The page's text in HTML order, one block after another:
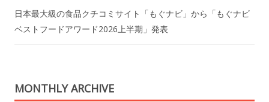
日本最大級の食品クチコミサイト「もぐナビ」から「もぐナビ
ベストフードアワード2026上半期」発表
MONTHLY ARCHIVE